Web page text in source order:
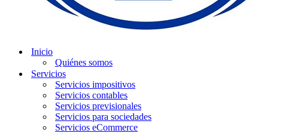
Inicio
Quiénes somos
Servicios
Servicios impositivos
Servicios contables
Servicios previsionales
Servicios para sociedades
Servicios eCommerce